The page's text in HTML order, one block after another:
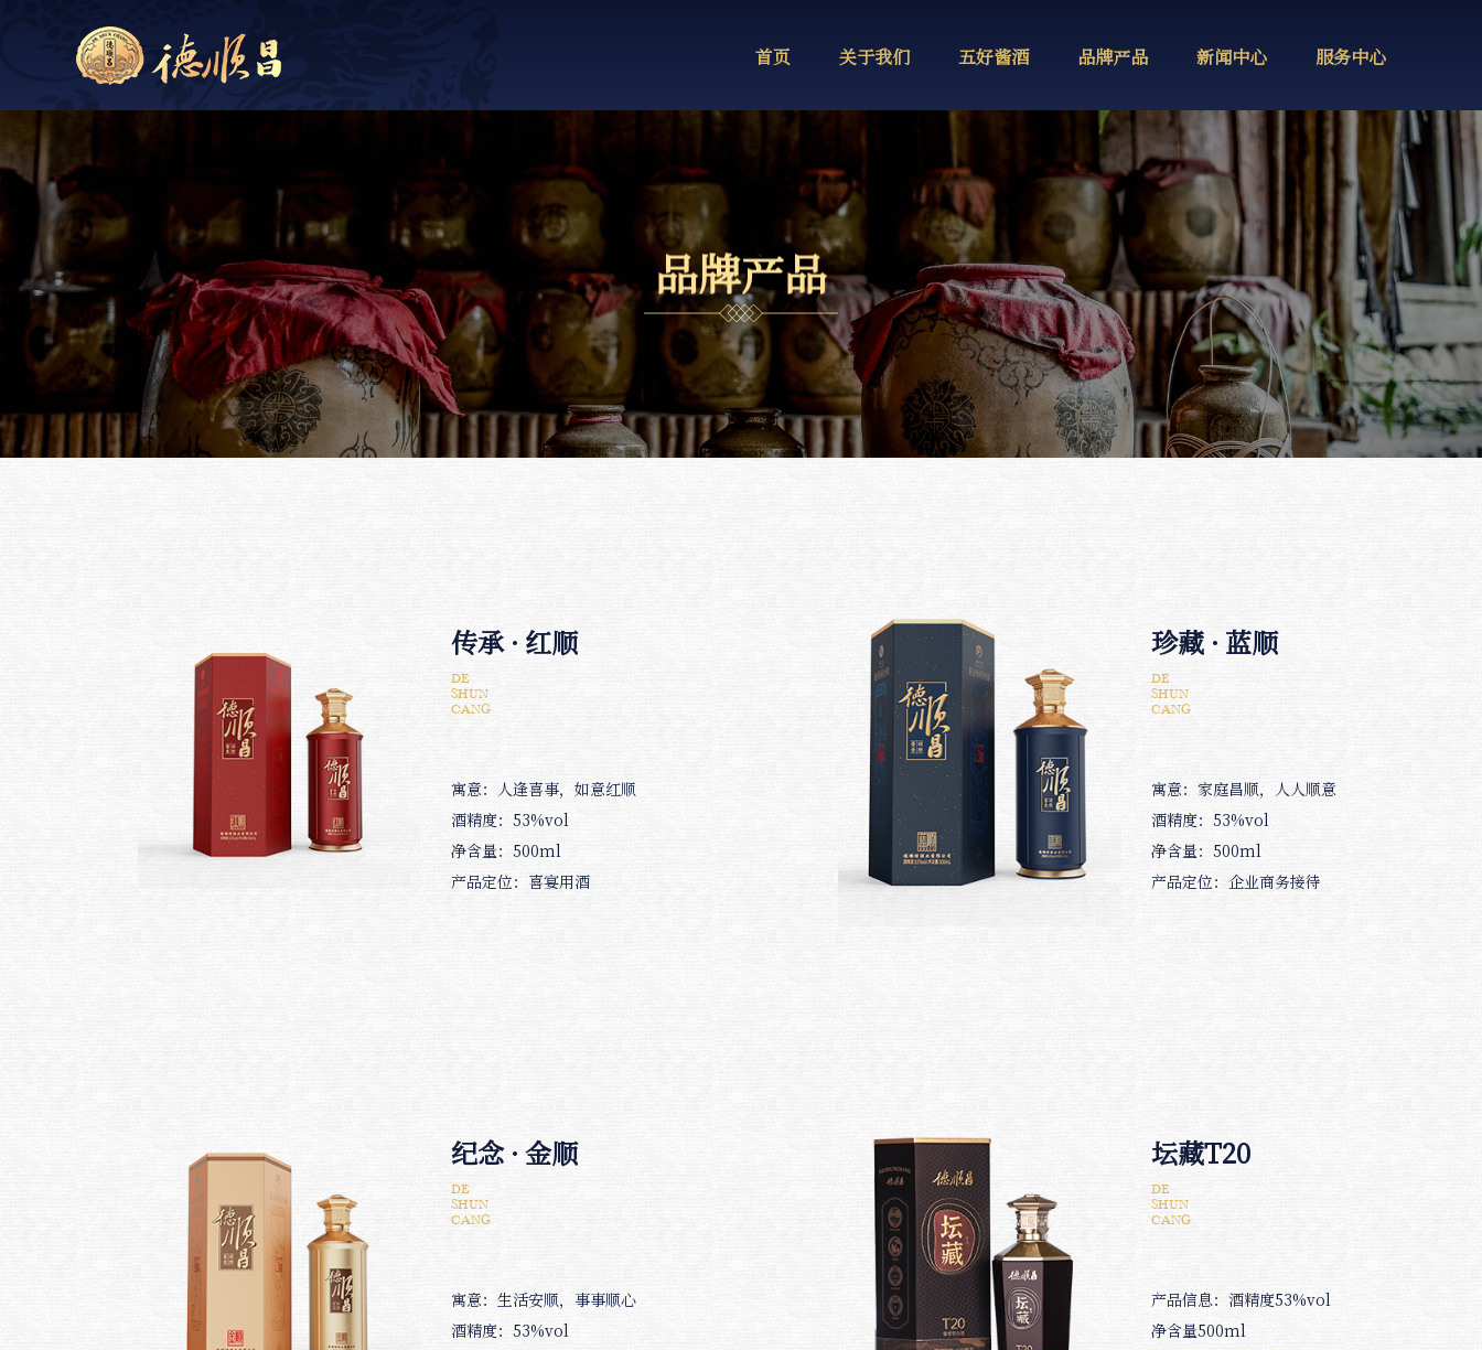
首页 关于我们 五好酱酒 品牌产品 新闻中心 服务中心
品牌产品
传承 · 红顺
DE
SHUN
CANG
寓意：人逢喜事，如意红顺
酒精度：53%vol
净含量：500ml
产品定位：喜宴用酒
珍藏 · 蓝顺
DE
SHUN
CANG
寓意：家庭昌顺，人人顺意
酒精度：53%vol
净含量：500ml
产品定位：企业商务接待
纪念 · 金顺
DE
SHUN
CANG
寓意：生活安顺，事事顺心
酒精度：53%vol
坛藏T20
DE
SHUN
CANG
产品信息：酒精度53%vol
净含量500ml